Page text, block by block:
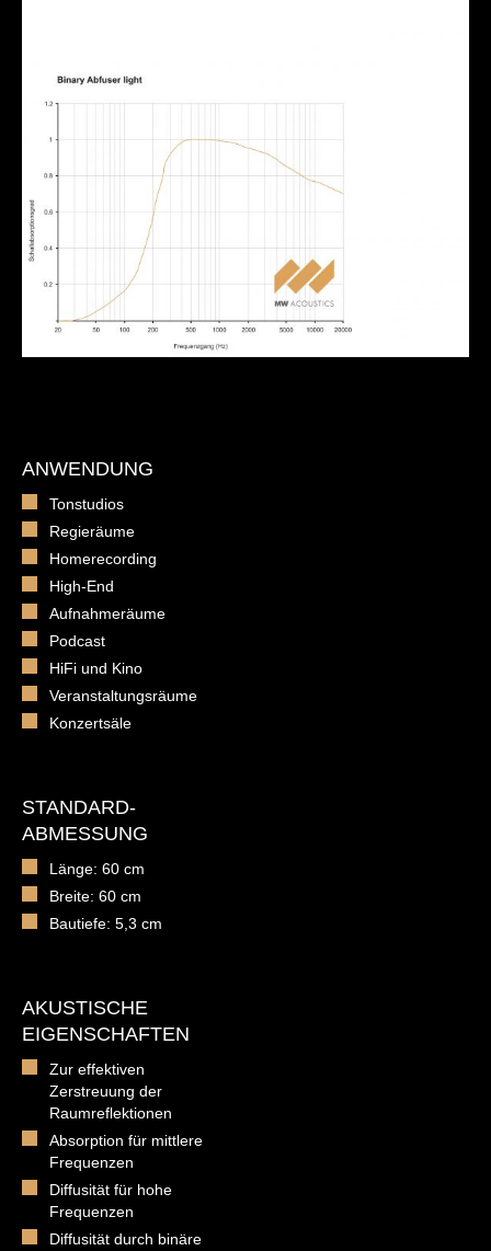
ANWENDUNG
Tonstudios
Regieräume
Homerecording
High-End
Aufnahmeräume
Podcast
HiFi und Kino
Veranstaltungsräume
Konzertsäle
STANDARD-
ABMESSUNG
Länge: 60 cm
Breite: 60 cm
Bautiefe: 5,3 cm
AKUSTISCHE
EIGENSCHAFTEN
Zur effektiven
Zerstreuung der
Raumreflektionen
Absorption für mittlere
Frequenzen
Diffusität für hohe
Frequenzen
Diffusität durch binäre